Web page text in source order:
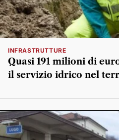
INFRASTRUTTURE
Quasi 191 milioni di
il servizio idrico nel